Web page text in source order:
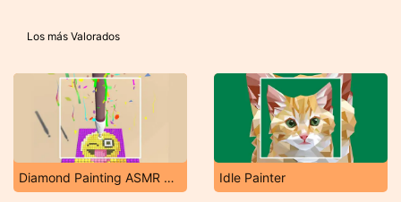
Los más Valorados
Diamond Painting ASMR Coloring Idle Painter